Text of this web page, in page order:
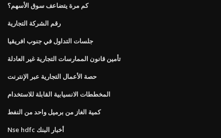
كم مرة يتضاعف سوق الأسهم؟
رقم الشركة التجارية
جلسات التداول في جنوب افريقيا
تأمين قانون الممارسات التجارية غير العادلة
حصة الأعمال التجارية عبر الإنترنت
المخططات الانسيابية القابلة للاستخدام
كمية الغاز من برميل واحد من النفط
Nse hdfc أخبار البنك